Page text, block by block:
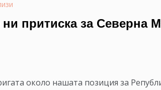
притиска за Северна
около нашата позиция за